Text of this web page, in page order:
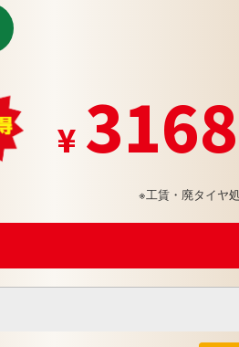
※工賃・廃タイヤ